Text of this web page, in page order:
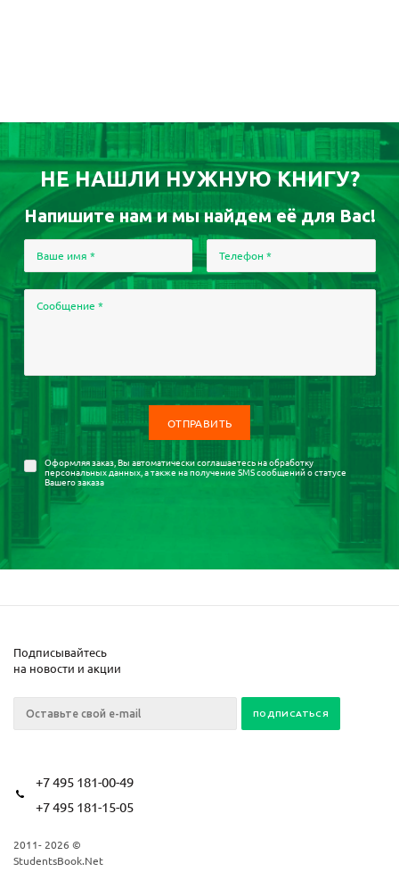
НЕ НАШЛИ НУЖНУЮ КНИГУ?
Напишите нам и мы найдем её для Вас!
Ваше имя * Телефон *
Сообщение *
Оформляя заказ, Вы автоматически соглашаетесь наобработку
персональных данных, а также на получение SMS сообщений о статусе
Вашего заказа
Подписывайтесь
на новости и акции
+7 495 181-00-49
+7 495 181-15-05
2011- 2026 ©
StudentsBook.Net